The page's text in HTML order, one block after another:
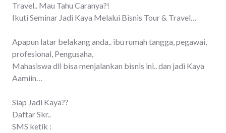
Travel.. Mau Tahu Caranya?!
Ikuti Seminar Jadi Kaya Melalui Bisnis Tour & Travel…
Apapun latar belakang anda.. ibu rumah tangga, pegawai,
profesional, Pengusaha,
Mahasiswa dll bisa menjalankan bisnis ini.. dan jadi Kaya
Aamiin…
Siap Jadi Kaya??
Daftar Skr..
SMS ketik :